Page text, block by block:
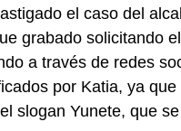
el caso del
grabado solicitando
a través de redes
por Katia, ya
slogan Yunete, que